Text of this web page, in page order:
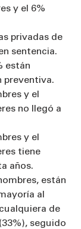
y el 6%
privadas de
sentencia.
están
preventiva.
y el
no llegó a
y el
tiene
años.
están
al
de
seguido